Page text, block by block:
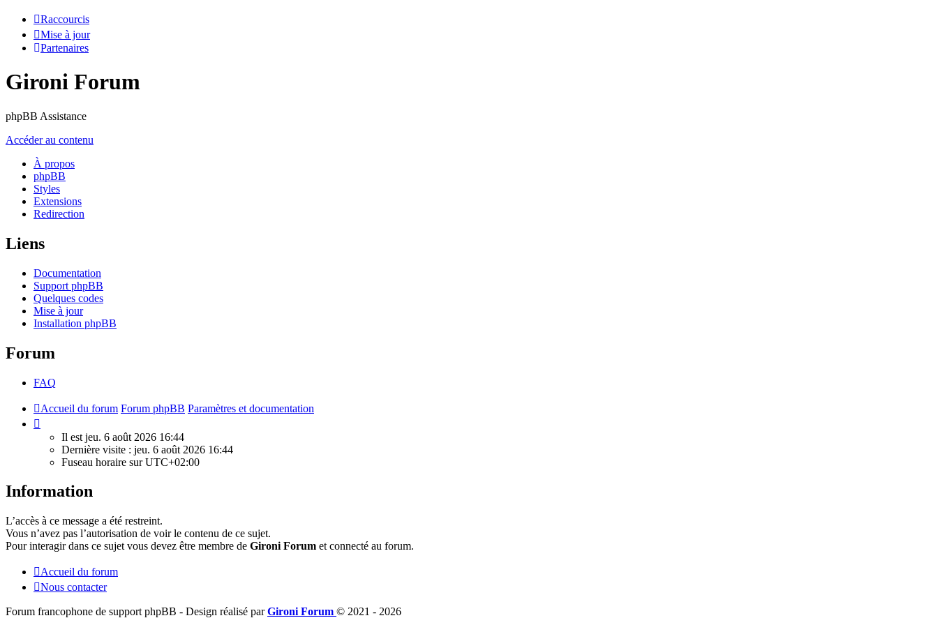
Raccourcis
Mise à jour
Partenaires
Gironi Forum
phpBB Assistance
Accéder au contenu
À propos
phpBB
Styles
Extensions
Redirection
Liens
Documentation
Support phpBB
Quelques codes
Mise à jour
Installation phpBB
Forum
FAQ
Accueil du forum Forum phpBB Paramètres et documentation
est
jeu.
16:44
Il est jeu. 6 août 2026 16:44
Dernière visite : jeu. 6 août 2026 16:44
Fuseau horaire surUTC+02:00
Information
L’accès à ce message a été restreint.
Vous n’avez pas l’autorisation de voir le contenu de ce sujet.
Pour interagir dans ce sujet vous devez être membre de Gironi Forum et connecté au forum.
Accueil du forum
Nous contacter
Forum francophone de support phpBB - Design réalisé parGironi Forum © 2021 - 2026